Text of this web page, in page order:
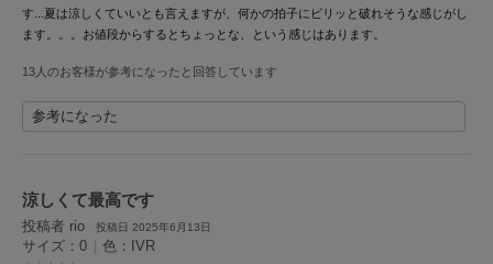
へノン
HUNTER
ハンター
ホカ オネオネ
す...夏は涼しくていいとも言えますが、何かの拍子にビリッと破れそうな感じがし
ます。。。お値段からするとちょっとな、という感じはあります。
13人のお客様が参考になったと回答しています
参考になった
涼しくて最高です
投稿者 rio 投稿日 2025年6月13日
サイズ：0 | 色：IVR